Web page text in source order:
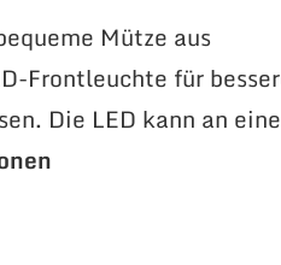
Mütze aus
Frontleuchte für
Die LED kann an